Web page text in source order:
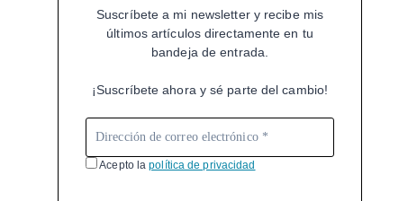
Suscríbete a mi newsletter y recibe mis
últimos artículos directamente en tu
bandeja de entrada.
¡Suscríbete ahora y sé parte del cambio!
Acepto lapolítica de privacidad